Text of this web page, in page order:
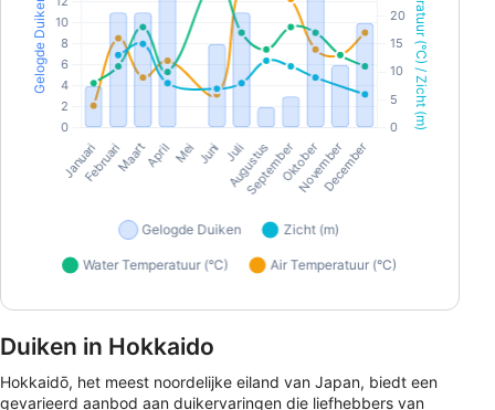
Duiken in Hokkaido
Hokkaidō, het meest noordelijke eiland van Japan, biedt een
gevarieerd aanbod aan duikervaringen die liefhebbers van